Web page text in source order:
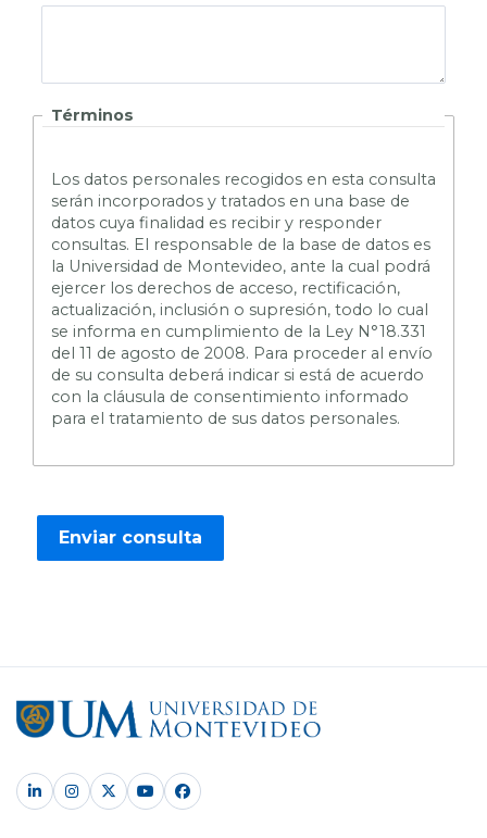
Términos
Los datos personales recogidos en esta consulta
serán incorporados y tratados en una base de
datos cuya finalidad es recibir y responder
consultas. El responsable de la base de datos es
la Universidad de Montevideo, ante la cual podrá
ejercer los derechos de acceso, rectificación,
actualización, inclusión o supresión, todo lo cual
se informa en cumplimiento de la Ley N°18.331
del 11 de agosto de 2008. Para proceder al envío
de su consulta deberá indicar si está de acuerdo
con la cláusula de consentimiento informado
para el tratamiento de sus datos personales.